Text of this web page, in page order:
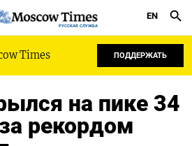
РУССКАЯ СЛУЖБА
EN
Times ПОДДЕРЖАТЬ
на пике 34
рекордом